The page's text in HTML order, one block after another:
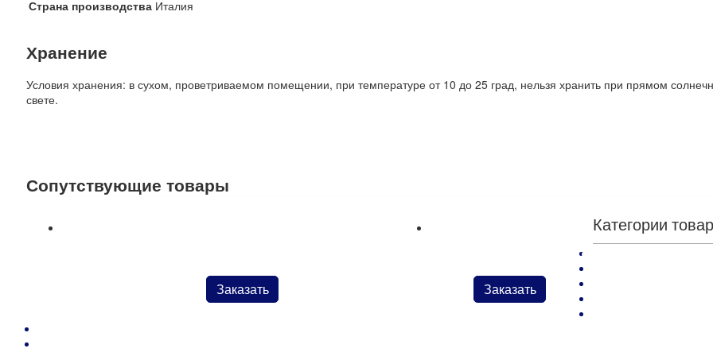
Страна производства Италия
Хранение
Условия хранения: в сухом, проветриваемом помещении, при температуре от 10 до 25 град, нельзя хранить при прямом
свете.
Сопутствующие товары
Заказать
Картон целлюлозный FLEXAN
Заказать
Категории